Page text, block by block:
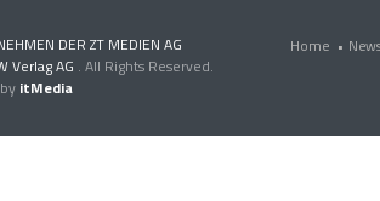
DER ZT MEDIEN AG
Verlag AG . All Rights Reserved.
itMedia
Home • News